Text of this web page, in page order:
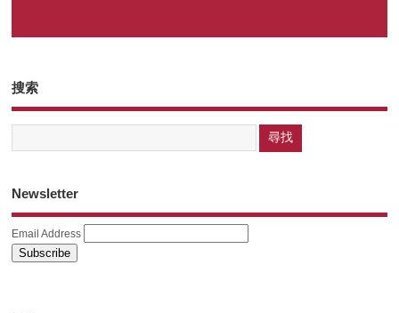
搜索
Newsletter
Email Address